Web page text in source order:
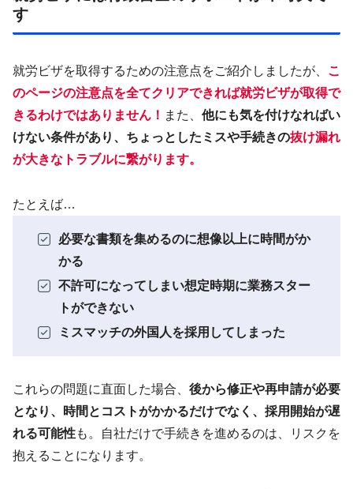
す
就労ビザを取得するための注意点をご紹介しましたが、 こ
のページの注意点を全てクリアできれば就労ビザが取得で
きるわけではありません！ また、 他にも気を付けなればい
けない条件があり、ちょっとしたミスや手続きの抜け漏れ
が大きなトラブルに繋がります。
たとえば…
必要な書類を集めるのに想像以上に時間がか
かる
不許可になってしまい想定時期に業務スター
トができない
ミスマッチの外国人を採用してしまった
これらの問題に直面した場合、 後から修正や再申請が必要
となり、時間とコストがかかるだけでなく、採用開始が遅
れる可能性も。自社だけで手続きを進めるのは、リスクを
抱えることになります。